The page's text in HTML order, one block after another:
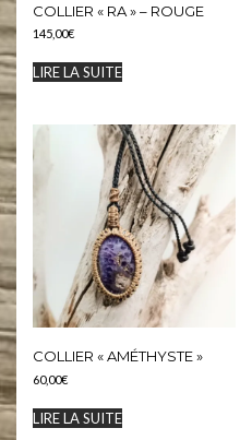
COLLIER « RA » – ROUGE
145,00€
LIRE LA SUITE
COLLIER « AMÉTHYSTE »
60,00€
LIRE LA SUITE